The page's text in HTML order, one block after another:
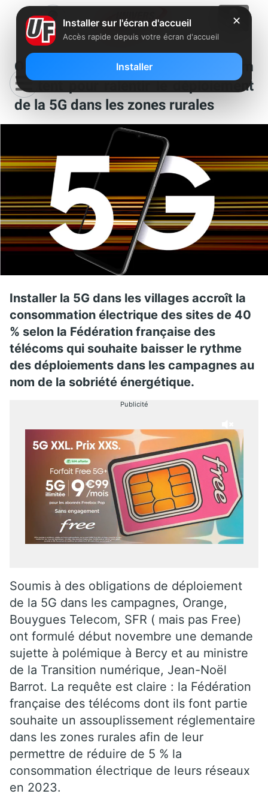
Orange, SFR et Bouygues Telecom
militent pour ralentir le déploiement
de la 5G dans les zones rurales
Installer la 5G dans les villages accroît la
consommation électrique des sites de 40
% selon la Fédération française des
télécoms qui souhaite baisser le rythme
des déploiements dans les campagnes au
nom de la sobriété énergétique.
Publicité
Soumis à des obligations de déploiement
de la 5G dans les campagnes, Orange,
Bouygues Telecom, SFR ( mais pas Free)
ont formulé début novembre une demande
sujette à polémique à Bercy et au ministre
de la Transition numérique, Jean-Noël
Barrot. La requête est claire : la Fédération
française des télécoms dont ils font partie
souhaite un assouplissement réglementaire
dans les zones rurales afin de leur
permettre de réduire de 5 % la
consommation électrique de leurs réseaux
en 2023.
✕
Installer sur l'écran d'accueil
Accès rapide depuis votre écran d'accueil
Installer